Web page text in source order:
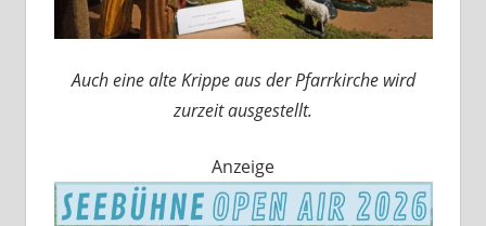
Auch eine alte Krippe aus der Pfarrkirche wird
zurzeit ausgestellt.
Anzeige